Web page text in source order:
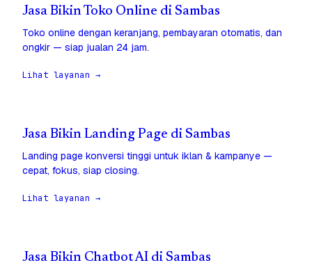
Jasa Bikin Toko Online di Sambas
Toko online dengan keranjang, pembayaran otomatis, dan
ongkir — siap jualan 24 jam.
Lihat layanan →
Jasa Bikin Landing Page di Sambas
Landing page konversi tinggi untuk iklan & kampanye —
cepat, fokus, siap closing.
Lihat layanan →
Jasa Bikin Chatbot AI di Sambas